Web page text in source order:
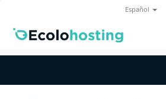
Español